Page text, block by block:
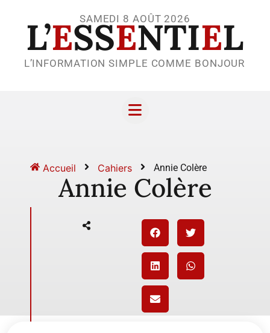
SAMEDI 8 AOÛT 2026
L’ESSENTIEL
L’INFORMATION SIMPLE COMME BONJOUR
Accueil Cahiers Annie Colère
Annie Colère